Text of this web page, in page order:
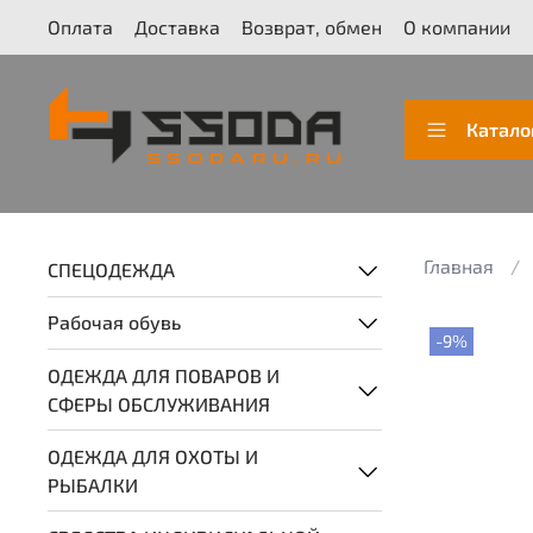
Оплата Доставка Возврат, обмен О компании
Главная
-9%
СПЕЦОДЕЖДА
Рабочая обувь
ОДЕЖДА ДЛЯ ПОВАРОВ И
СФЕРЫ ОБСЛУЖИВАНИЯ
ОДЕЖДА ДЛЯ ОХОТЫ И
РЫБАЛКИ